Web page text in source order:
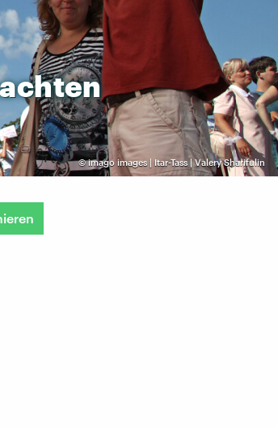
©imago images | Itar-Tass | Valery Sharifulin